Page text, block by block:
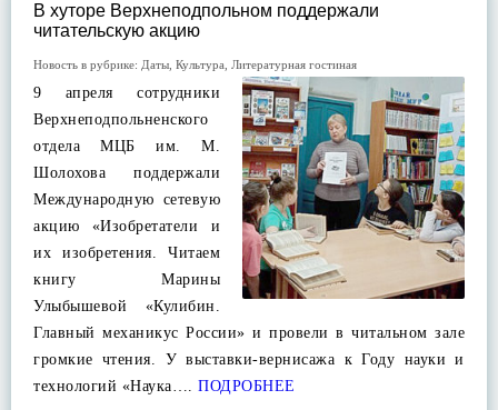
В хуторе Верхнеподпольном поддержали
читательскую акцию
Новость в рубрике: Даты Культура Литературная гостиная
9 апреля сотрудники
Верхнеподпольненского
отдела МЦБ им. М.
Шолохова поддержали
Международную сетевую
акцию «Изобретатели и
их изобретения. Читаем
книгу Марины
Улыбышевой «Кулибин.
Главный механикус России» и провели в читальном зале
громкие чтения. У выставки-вернисажа к Году науки и
технологий «Наука…. ПОДРОБНЕЕ